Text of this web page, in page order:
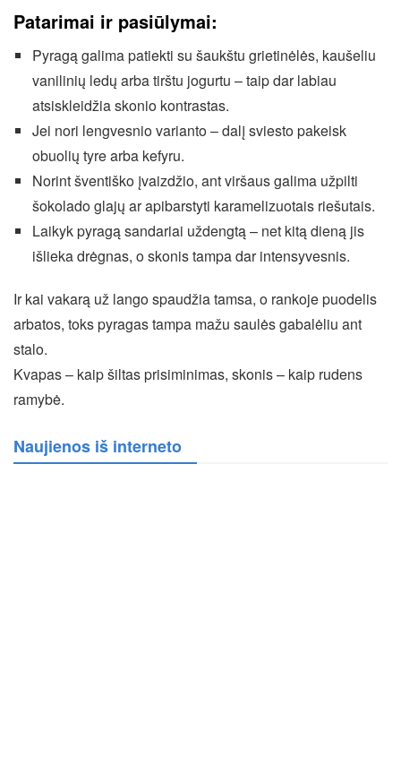
Patarimai ir pasiūlymai:
Pyragą galima patiekti su šaukštu grietinėlės, kaušeliu
vanilinių ledų arba tirštu jogurtu – taip dar labiau
atsiskleidžia skonio kontrastas.
Jei nori lengvesnio varianto – dalį sviesto pakeisk
obuolių tyre arba kefyru.
Norint šventiško įvaizdžio, ant viršaus galima užpilti
šokolado glajų ar apibarstyti karamelizuotais riešutais.
Laikyk pyragą sandariai uždengtą – net kitą dieną jis
išlieka drėgnas, o skonis tampa dar intensyvesnis.
Ir kai vakarą už lango spaudžia tamsa, o rankoje puodelis
arbatos, toks pyragas tampa mažu saulės gabalėliu ant
stalo.
Kvapas – kaip šiltas prisiminimas, skonis – kaip rudens
ramybė.
Naujienos iš interneto